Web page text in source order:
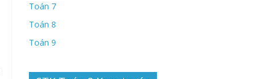
Toán 7
Toán 8
Toán 9